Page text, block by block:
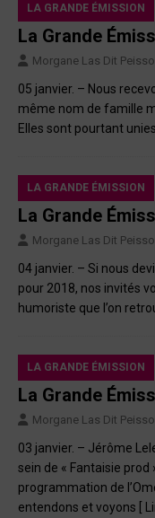
LA GRANDE ÉMISSION
La Grande
Morgane Las Dit
05 janvier. – Nous
même nom de famille
Elles sont pourtant
LA GRANDE ÉMISSION
La Grande
Morgane Las Dit
04 janvier. – Si nous
pour 2018, nos invités
humoriste que l’on
LA GRANDE ÉMISSION
La Grande
Morgane Las Dit
03 janvier. – Jérôme
sein de « Fantaisie prod
programmation de
entendons et voyons [